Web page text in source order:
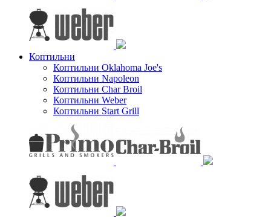
Коптильни
Коптильни Oklahoma Joe's
Коптильни Napoleon
Коптильни Char Broil
Коптильни Weber
Коптильни Start Grill